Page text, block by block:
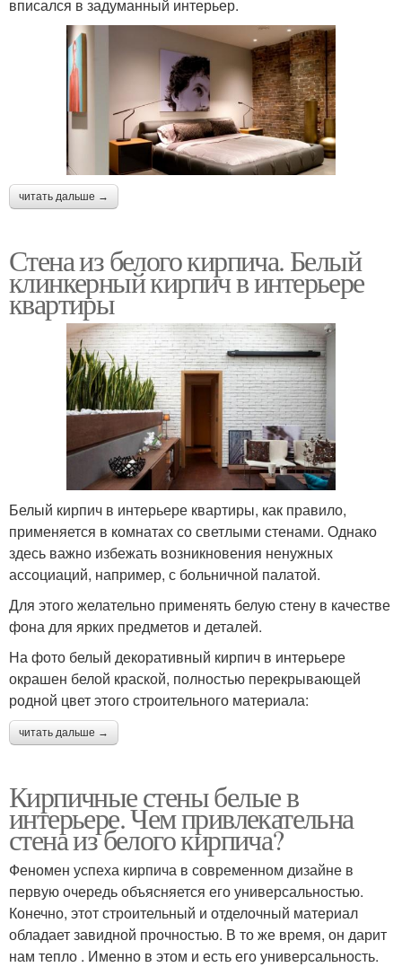
вписался в задуманный интерьер.
читать дальше →
Стена из белого кирпича. Белый
клинкерный кирпич в интерьере
квартиры
Белый кирпич в интерьере квартиры, как правило,
применяется в комнатах со светлыми стенами. Однако
здесь важно избежать возникновения ненужных
ассоциаций, например, с больничной палатой.
Для этого желательно применять белую стену в качестве
фона для ярких предметов и деталей.
На фото белый декоративный кирпич в интерьере
окрашен белой краской, полностью перекрывающей
родной цвет этого строительного материала:
читать дальше →
Кирпичные стены белые в
интерьере. Чем привлекательна
стена из белого кирпича?
Феномен успеха кирпича в современном дизайне в
первую очередь объясняется его универсальностью.
Конечно, этот строительный и отделочный материал
обладает завидной прочностью. В то же время, он дарит
нам тепло . Именно в этом и есть его универсальность.